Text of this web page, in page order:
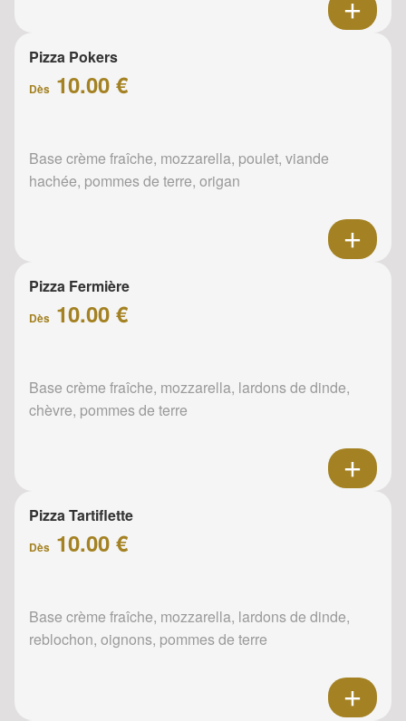
Pizza Pokers
Dès 10.00 €
Base crème fraîche, mozzarella, poulet, viande
hachée, pommes de terre, origan
Pizza Fermière
Dès 10.00 €
Base crème fraîche, mozzarella, lardons de dinde,
chèvre, pommes de terre
Pizza Tartiflette
Dès 10.00 €
Base crème fraîche, mozzarella, lardons de dinde,
reblochon, oignons, pommes de terre